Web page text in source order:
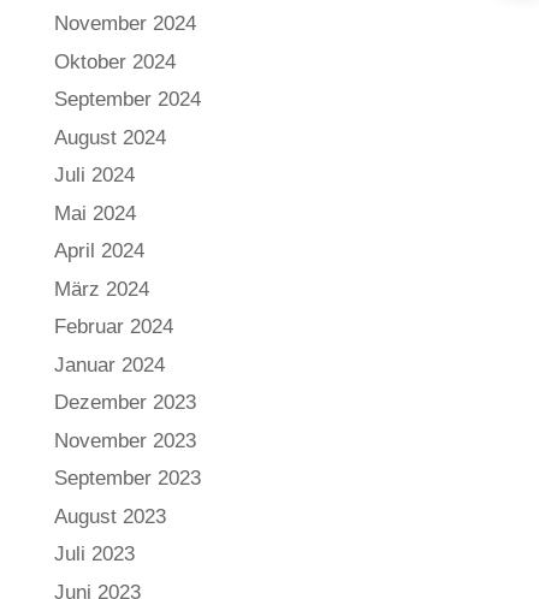
November 2024
Oktober 2024
September 2024
August 2024
Juli 2024
Mai 2024
April 2024
März 2024
Februar 2024
Januar 2024
Dezember 2023
November 2023
September 2023
August 2023
Juli 2023
Juni 2023